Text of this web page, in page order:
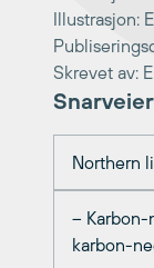
Illustrasjon:
Skrevet av:
Northern
– Karbon-
karbon-